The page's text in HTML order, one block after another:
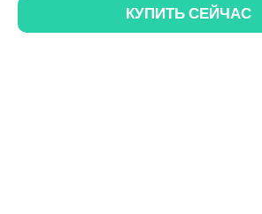
КУПИТЬ СЕЙЧАС